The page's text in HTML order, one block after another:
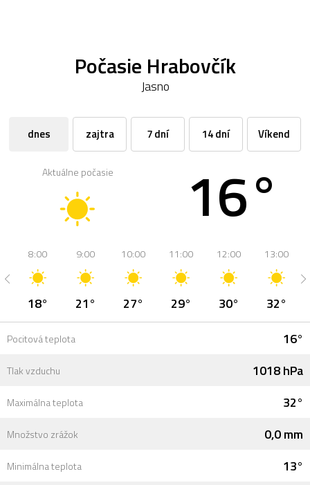
Počasie Hrabovčík
Jasno
dnes zajtra 7 dní 14 dní Víkend
Aktuálne počasie 16°
8:00
18°
9:00
21°
10:00
27°
11:00
29°
12:00
30°
13:00
32°
Pocitová teplota 16°
Tlak vzduchu 1018 hPa
Maximálna teplota 32°
Množstvo zrážok 0,0 mm
Minimálna teplota 13°